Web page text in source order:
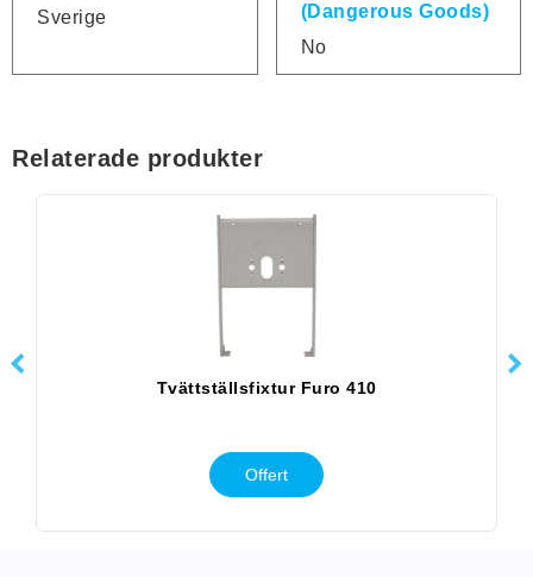
Sverige
(Dangerous Goods)
No
Relaterade produkter
Tvättställsfixtur Furo 410
Offert